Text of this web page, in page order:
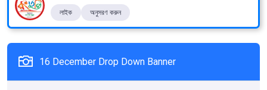
লাইক অনুসরণ করুন
16 December Drop Down Banner